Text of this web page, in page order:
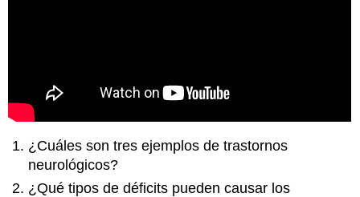
¿Cuáles son tres ejemplos de trastornos
neurológicos?
¿Qué tipos de déficits pueden causar los